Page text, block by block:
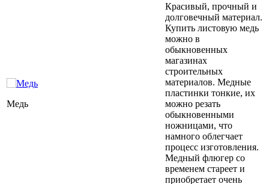
Медь
Красивый, прочный и
долговечный материал.
Купить листовую медь
можно в
обыкновенных
магазинах
строительных
материалов. Медные
пластинки тонкие, их
можно резать
обыкновенными
ножницами, что
намного облегчает
процесс изготовления.
Медный флюгер со
временем стареет и
приобретает очень